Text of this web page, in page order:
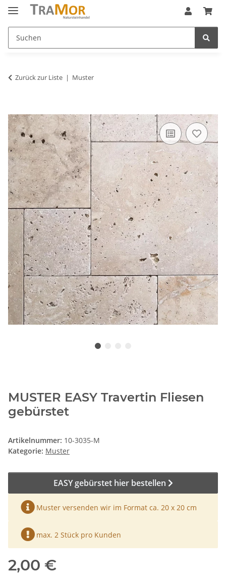
Zurück zur Liste Muster
MUSTER EASY Travertin Fliesen
gebürstet
Artikelnummer: 10-3035-M
Kategorie: Muster
EASY gebürstet hier bestellen
Muster versenden wir im Format ca. 20 x 20 cm
max. 2 Stück pro Kunden
2,00 €